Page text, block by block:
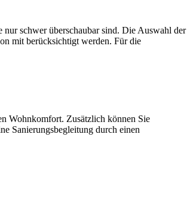
schwer überschaubar sind. Die Auswahl der
mit berücksichtigt werden. Für die
Wohnkomfort. Zusätzlich können Sie
Sanierungsbegleitung durch einen